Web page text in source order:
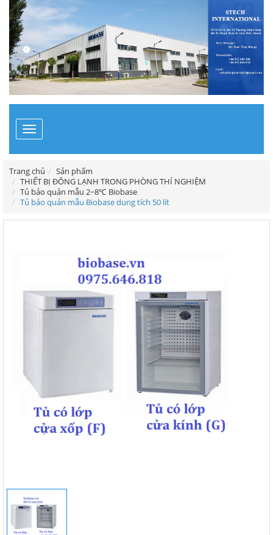
Toggle
navigation
Trang chủ
Sản phẩm
THIẾT BỊ ĐÔNG LẠNH TRONG PHÒNG THÍ NGHIỆM
Tủ bảo quản mẫu 2~8℃ Biobase
Tủ bảo quản mẫu Biobase dung tích 50 lít